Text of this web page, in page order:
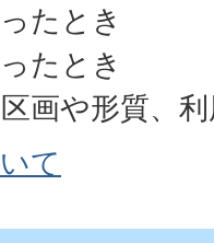
たとき
たとき
画や形質、
て